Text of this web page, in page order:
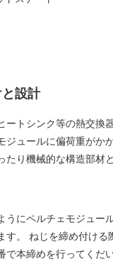
設計
ートシンク等の熱交換
ジュールに偏荷重がか
たり機械的な構造部材
うにペルチェモジュー
す。 ねじを締め付け
本締めを行ってくだい